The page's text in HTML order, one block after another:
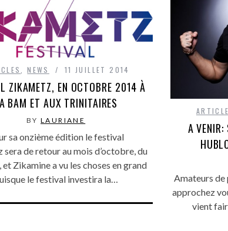
,NEWS 11 JUILLET 2014
ZIKAMETZ, EN OCTOBRE 2014 À
BAM ET AUX TRINITAIRES
BY LAURIANE
sa onzième édition le festival
sera de retour au mois d’octobre, du
et Zikamine a vu les choses en grand
le festival investira la…
A
Amateurs de
approchez
vient